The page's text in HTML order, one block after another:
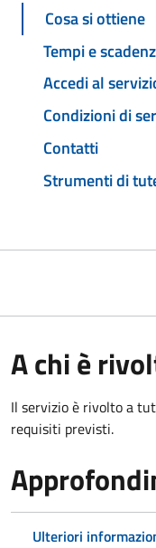
Cosa si ottiene
Tempi e
Accedi al
Condizioni di
Contatti
Strumenti di
A chi è
Il servizio è rivolto a
requisiti previsti.
Ulteriori